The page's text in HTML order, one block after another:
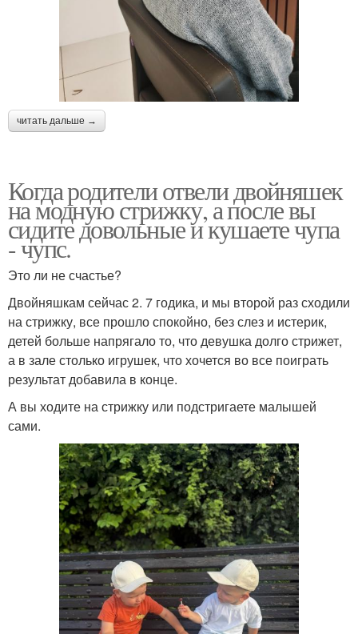
читать дальше →
Когда родители отвели двойняшек
на модную стрижку, а после вы
сидите довольные и кушаете чупа
- чупс.
Это ли не счастье?
Двойняшкам сейчас 2. 7 годика, и мы второй раз сходили
на стрижку, все прошло спокойно, без слез и истерик,
детей больше напрягало то, что девушка долго стрижет,
а в зале столько игрушек, что хочется во все поиграть
результат добавила в конце.
А вы ходите на стрижку или подстригаете малышей
сами.